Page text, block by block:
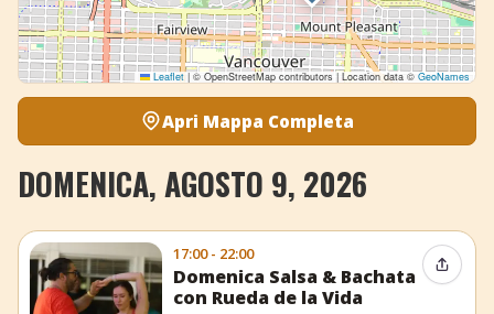
Leaflet |© OpenStreetMap contributors | Location data ©GeoNames
Apri Mappa Completa
DOMENICA, AGOSTO 9, 2026
17:00 - 22:00
Domenica Salsa & Bachata
con Rueda de la Vida